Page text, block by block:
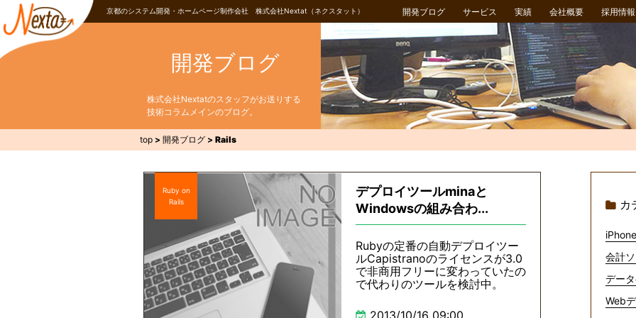
京都のシステム開発・ホームページ制作会社 株式会社Nextat（ネクスタット） 開発ブログ サービス 実績 会社概要 採用情報
開発ブログ
株式会社Nextatのスタッフがお送りする
技術コラムメインのブログ。
top > 開発ブログ > Rails
Ruby on
Rails
デプロイツールminaと
Windowsの組み合わ...
Rubyの定番の自動デプロイツー
ルCapistranoのライセンスが3.0
で非商用フリーに変わっていたの
で代わりのツールを検討中。
2013/10/16 09:00
カ
会計
デー
Web